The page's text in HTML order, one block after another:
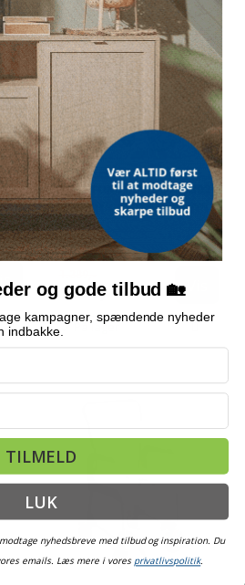
Vis
REHA FUND
REHA FUND MARCO RF-802
transport- og toiletstol med
hjul
1.359,-
På lager
og gode tilbud 🏡
kampagner, spændende nyheder
indbakke.
TILMELD
LUK
nyhedsbreve med tilbud og inspiration. Du
emails. Læs mere i vores privatlivspolitik.